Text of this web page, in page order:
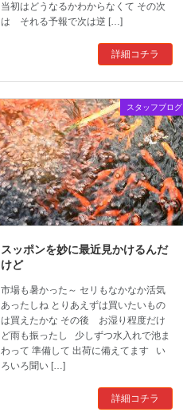
当初はどうなるかわからなくて その次
は それる予報で次は逆 […]
詳細コチラ
スタッフブログ
スッポンを妙に最近見かけるんだ
けど
市場も暑かった～ セリもなかなか活気
あったしね とりあえずは買いたいもの
は買えたかな その後 お湿り程度だけ
ど雨も振ったし 少しずつ水入れで池ま
わって 準備して 出荷に備えてます い
ろいろ聞い […]
詳細コチラ